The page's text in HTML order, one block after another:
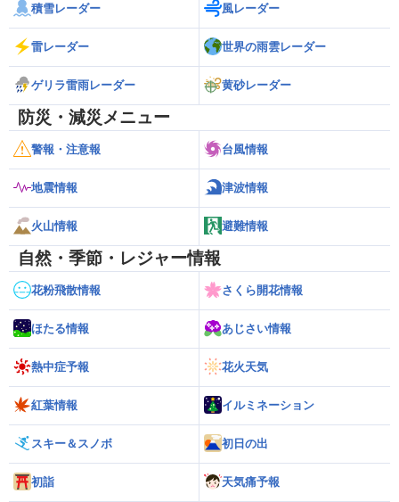
積雪レーダー 風レーダー
雷レーダー 世界の雨雲レーダー
ゲリラ雷雨レーダー 黄砂レーダー
防災・減災メニュー
警報・注意報 台風情報
地震情報 津波情報
火山情報 避難情報
自然・季節・レジャー情報
花粉飛散情報 さくら開花情報
ほたる情報 あじさい情報
熱中症予報 花火天気
紅葉情報 イルミネーション
スキー＆スノボ 初日の出
初詣 天気痛予報